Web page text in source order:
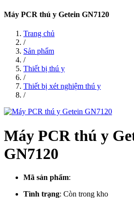
Máy PCR thú y Getein GN7120
Trang chủ
/
Sản phẩm
/
Thiết bị thú y
/
Thiết bị xét nghiệm thú y
/
Máy PCR thú y
GN7120
Mã sản phẩm:
Tình trạng: Còn trong kho